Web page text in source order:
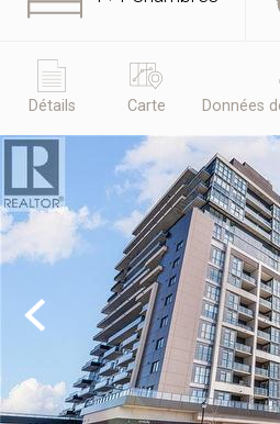
Détails Carte Données
Previous